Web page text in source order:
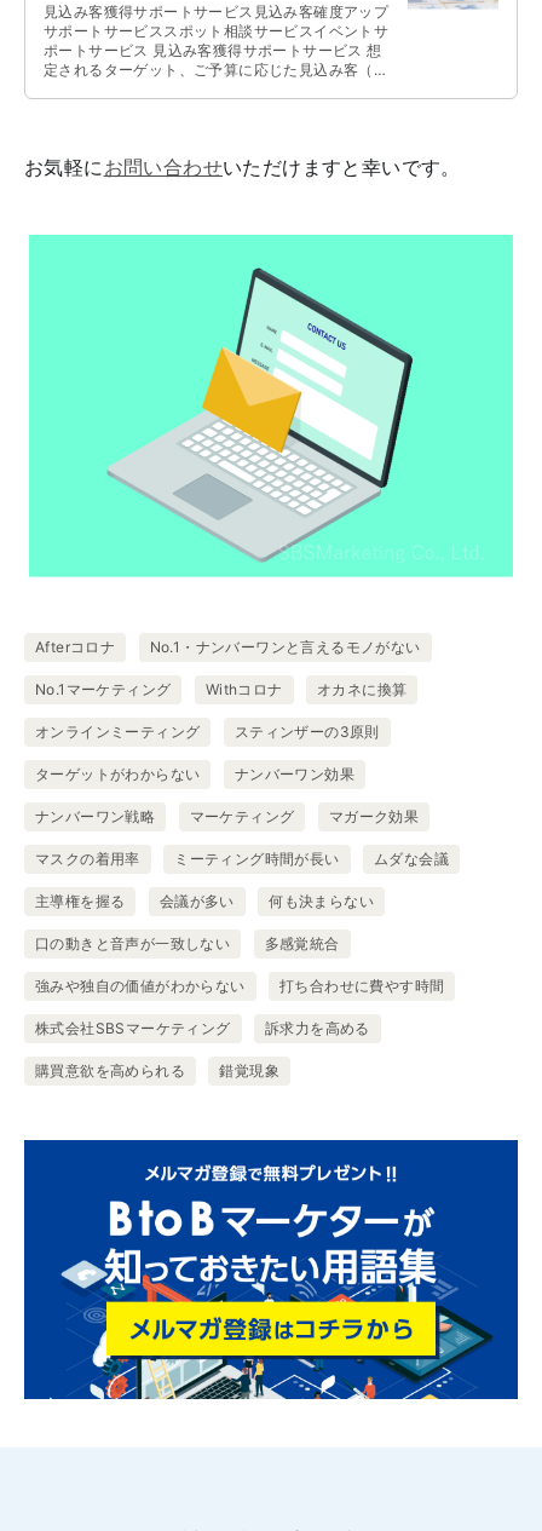
見込み客獲得サポートサービス見込み客確度アップ
サポートサービススポット相談サービスイベントサ
ポートサービス 見込み客獲得サポートサービス 想
定されるターゲット、ご予算に応じた見込み客（リ
お気軽に お問い合わせいただけますと幸いです。
Afterコロナ No.1・ナンバーワンと言えるモノがない
No.1マーケティング Withコロナ オカネに換算
オンラインミーティング スティンザーの3原則
ターゲットがわからない ナンバーワン効果
ナンバーワン戦略 マーケティング マガーク効果
マスクの着用率 ミーティング時間が長い ムダな会議
主導権を握る 会議が多い 何も決まらない
口の動きと音声が一致しない 多感覚統合
強みや独自の価値がわからない 打ち合わせに費やす時間
株式会社SBSマーケティング 訴求力を高める
購買意欲を高められる 錯覚現象